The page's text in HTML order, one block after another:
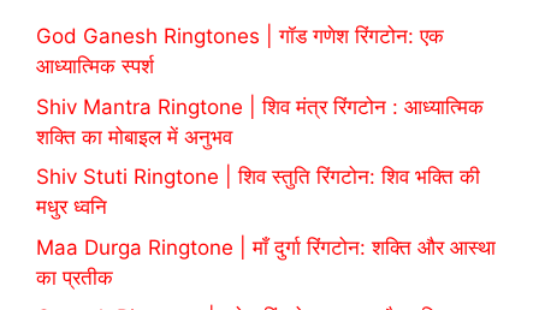
God Ganesh Ringtones | गॉड गणेश रिंगटोन: एक
आध्यात्मिक स्पर्श
Shiv Mantra Ringtone | शिव मंत्र रिंगटोन : आध्यात्मिक
शक्ति का मोबाइल में अनुभव
Shiv Stuti Ringtone | शिव स्तुति रिंगटोन: शिव भक्ति की
मधुर ध्वनि
Maa Durga Ringtone | माँ दुर्गा रिंगटोन: शक्ति और आस्था
का प्रतीक